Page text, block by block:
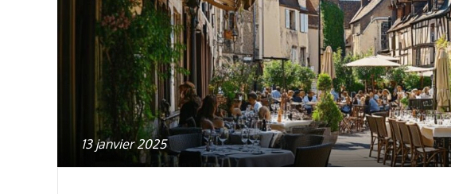
Posted
on
13 janvier 2025